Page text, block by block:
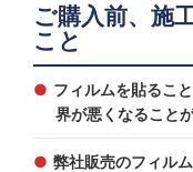
ご購入前、施
こと
フィルムを貼るこ
界が悪くなること
弊社販売のフィル